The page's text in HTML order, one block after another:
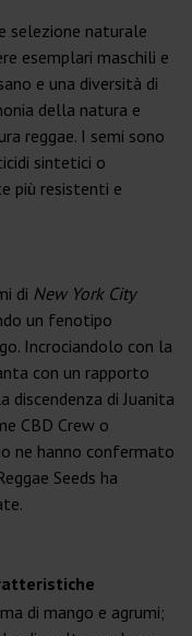
e selezione naturale
esemplari maschili e
e una diversità di
della natura e
reggae. I semi sono
sintetici o
più resistenti e
di New York City
un fenotipo
Incrociandolo con la
con un rapporto
discendenza di Juanita
CBD Crew o
ne hanno confermato
Seeds ha
di mango e agrumi;